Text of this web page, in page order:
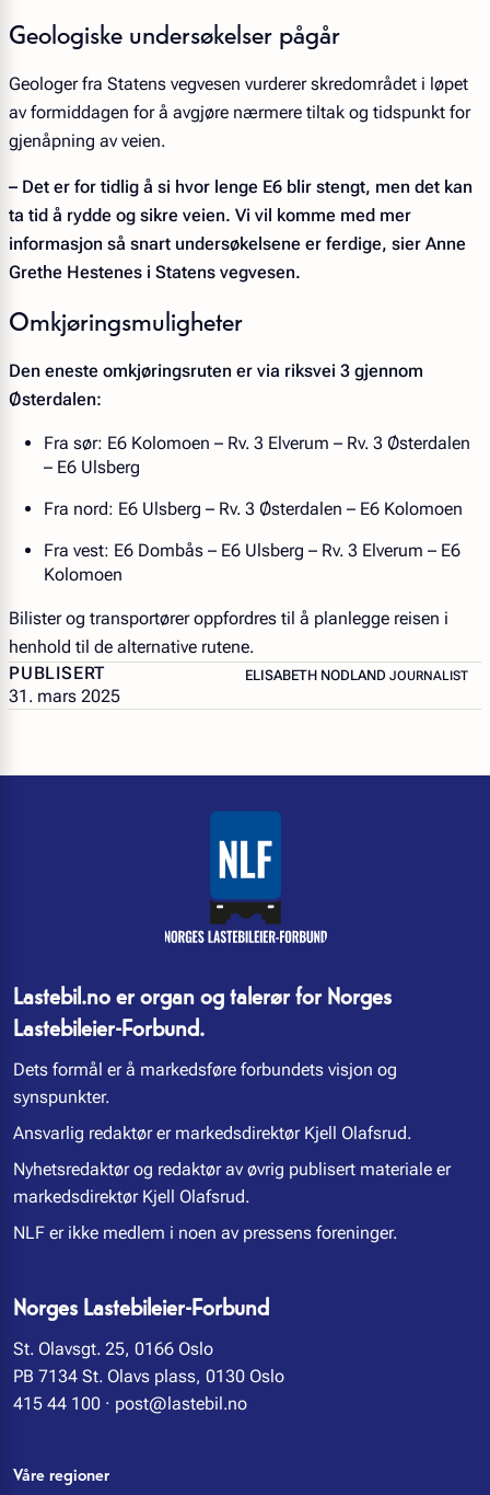
Geologiske undersøkelser pågår
Geologer fra Statens vegvesen vurderer skredområdet i løpet
av formiddagen for å avgjøre nærmere tiltak og tidspunkt for
gjenåpning av veien.
– Det er for tidlig å si hvor lenge E6 blir stengt, men det kan
ta tid å rydde og sikre veien. Vi vil komme med mer
informasjon så snart undersøkelsene er ferdige, sier Anne
Grethe Hestenes i Statens vegvesen.
Omkjøringsmuligheter
Den eneste omkjøringsruten er via riksvei 3 gjennom
Østerdalen:
Fra sør: E6 Kolomoen – Rv. 3 Elverum – Rv. 3 Østerdalen
– E6 Ulsberg
Fra nord: E6 Ulsberg – Rv. 3 Østerdalen – E6 Kolomoen
Fra vest: E6 Dombås – E6 Ulsberg – Rv. 3 Elverum – E6
Kolomoen
Bilister og transportører oppfordres til å planlegge reisen i
henhold til de alternative rutene.
PUBLISERT
31. mars 2025
ELISABETH NODLAND – JOURNALIST
JOURNALIST
Lastebil.no er organ og talerør for Norges
Lastebileier-Forbund.
Dets formål er å markedsføre forbundets visjon og
synspunkter.
Ansvarlig redaktør er markedsdirektør Kjell Olafsrud.
Nyhetsredaktør og redaktør av øvrig publisert materiale er
markedsdirektør Kjell Olafsrud.
NLF er ikke medlem i noen av pressens foreninger.
Norges Lastebileier-Forbund
St. Olavsgt. 25, 0166 Oslo
PB 7134 St. Olavs plass, 0130 Oslo
415 44 100 · post@lastebil.no
Våre regioner